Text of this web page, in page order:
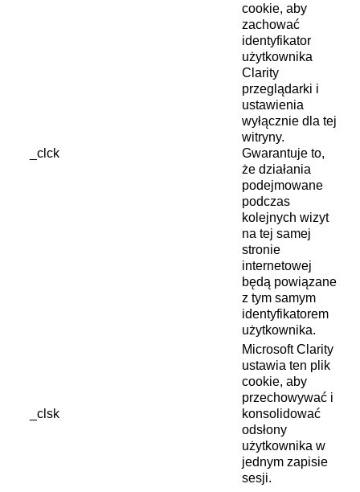
_clck
cookie, aby
zachować
identyfikator
użytkownika
Clarity
przeglądarki i
ustawienia
wyłącznie dla tej
witryny.
Gwarantuje to,
że działania
podejmowane
podczas
kolejnych wizyt
na tej samej
stronie
internetowej
będą powiązane
z tym samym
identyfikatorem
użytkownika.
_clsk
Microsoft Clarity
ustawia ten plik
cookie, aby
przechowywać i
konsolidować
odsłony
użytkownika w
jednym zapisie
sesji.